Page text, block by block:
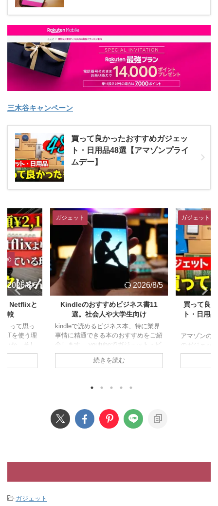
三木谷キャンペーン
買って良かったおすすめガジェッ
ト・日用品48選【アマゾンプライ
ムデー】
め
2026/8/5
。Netflixと
較
！って思っ
を使う理
か、そし
思っている
ガジェット
2026/8/5
Kindleのおすすめビジネス書11
選。社会人や大学生向け
kindleで読めるビジネス本、特に業界
事情に精通できる本のおすすめをご紹
介します。 youtubeでガジェット・ビ
ジネス動画を出してて、かなり詳しく
語ってるので、よかったらそっちも見
才 今のアップルを知るにはこの本が
ゃないんですか。いいえ違います。
Appleにジョブズのマインドなんて残
ってません。クックの会社です。 じ
続きを読む
ガジェット
買って良
ト・日用
アマゾンの
のガジェッ
はジャンル
-ガジェット